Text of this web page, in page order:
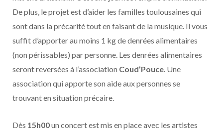
De plus, le projet est d’aider les familles toulousaines qui
sont dans la précarité tout en faisant de la musique. Il vous
suffit d’apporter au moins 1 kg de denrées alimentaires
(non périssables) par personne. Les denrées alimentaires
seront reversées à l’association Coud’Pouce. Une
association qui apporte son aide aux personnes se
trouvant en situation précaire.
Dès 15h00un concert est mis en place avec les artistes